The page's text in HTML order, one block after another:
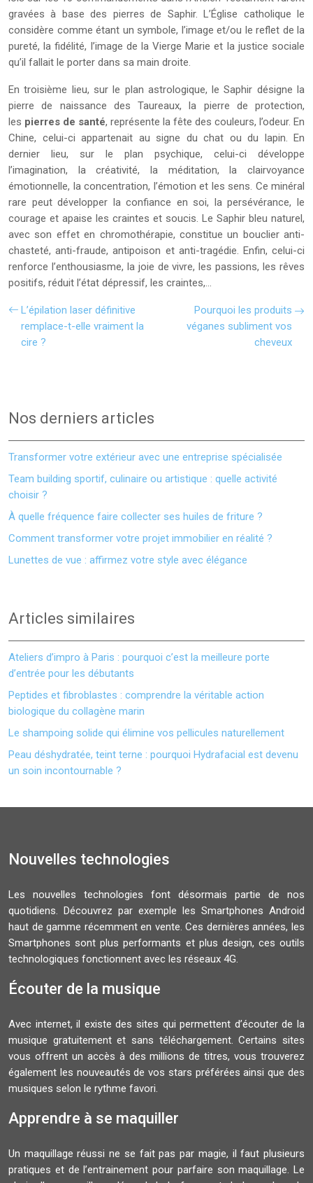
gravées à base des pierres de Saphir. L’Église catholique le
considère comme étant un symbole, l’image et/ou le reflet de la
pureté, la fidélité, l’image de la Vierge Marie et la justice sociale
qu’il fallait le porter dans sa main droite.
En troisième lieu, sur le plan astrologique, le Saphir désigne la
pierre de naissance des Taureaux, la pierre de protection,
les pierres de santé, représente la fête des couleurs, l’odeur. En
Chine, celui-ci appartenait au signe du chat ou du lapin. En
dernier lieu, sur le plan psychique, celui-ci développe
l’imagination, la créativité, la méditation, la clairvoyance
émotionnelle, la concentration, l’émotion et les sens. Ce minéral
rare peut développer la confiance en soi, la persévérance, le
courage et apaise les craintes et soucis. Le Saphir bleu naturel,
avec son effet en chromothérapie, constitue un bouclier anti-
chasteté, anti-fraude, antipoison et anti-tragédie. Enfin, celui-ci
renforce l’enthousiasme, la joie de vivre, les passions, les rêves
positifs, réduit l’état dépressif, les craintes,…
L’épilation laser définitive
remplace-t-elle vraiment la
cire ?
Pourquoi les produits
véganes subliment vos
cheveux
Nos derniers articles
Transformer votre extérieur avec une entreprise spécialisée
Team building sportif, culinaire ou artistique : quelle activité
choisir ?
À quelle fréquence faire collecter ses huiles de friture ?
Comment transformer votre projet immobilier en réalité ?
Lunettes de vue : affirmez votre style avec élégance
Articles similaires
Ateliers d’impro à Paris : pourquoi c’est la meilleure porte
d’entrée pour les débutants
Peptides et fibroblastes : comprendre la véritable action
biologique du collagène marin
Le shampoing solide qui élimine vos pellicules naturellement
Peau déshydratée, teint terne : pourquoi Hydrafacial est devenu
un soin incontournable ?
Nouvelles technologies
Les nouvelles technologies font désormais partie de nos
quotidiens. Découvrez par exemple les Smartphones Android
haut de gamme récemment en vente. Ces dernières années, les
Smartphones sont plus performants et plus design, ces outils
technologiques fonctionnent avec les réseaux 4G.
Écouter de la musique
Avec internet, il existe des sites qui permettent d’écouter de la
musique gratuitement et sans téléchargement. Certains sites
vous offrent un accès à des millions de titres, vous trouverez
également les nouveautés de vos stars préférées ainsi que des
musiques selon le rythme favori.
Apprendre à se maquiller
Un maquillage réussi ne se fait pas par magie, il faut plusieurs
pratiques et de l’entrainement pour parfaire son maquillage. Le